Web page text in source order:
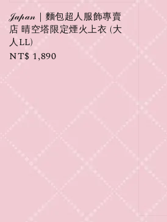
𝒥𝒶𝓅𝒶𝓃｜麵包超人服飾專賣
店 晴空塔限定煙火上衣 (大
人LL)
Regular
NT$ 1,890